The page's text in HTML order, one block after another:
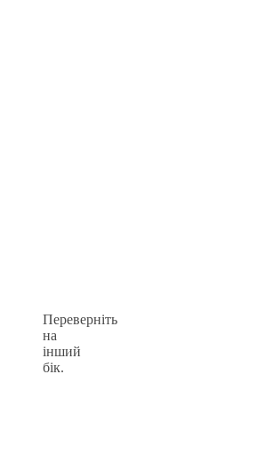
Переверніть
на
інший
бік.